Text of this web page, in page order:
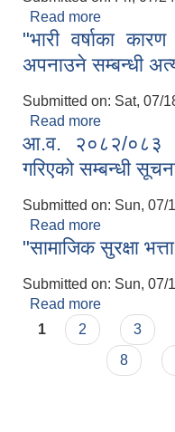
Read more
"भारी वर्षाका
अपनाउने सम्बन्धी
Submitted on: Sat, 07/
Read more
अपनाउने
आ.व. २०८२/०८३
गरिएको सम्बन्धी
Submitted on: Sun, 07/
Read more
गरिएको
"सामाजिक सुरक्षा
Submitted on: Sun, 07/
Read more
Pages
1 2 3
8